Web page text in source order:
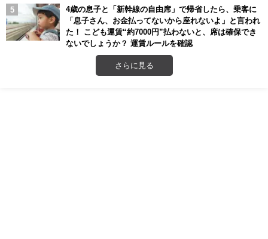
4歳の息子と「新幹線の自由席」で帰省したら、乗客に
「息子さん、お金払ってないから座れないよ」と言われ
た！ こども運賃“約7000円”払わないと、席は確保でき
ないでしょうか？ 運賃ルールを確認
さらに見る